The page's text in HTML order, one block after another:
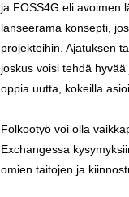
ja FOSS4G eli avoimen
lanseerama konsepti,
projekteihin. Ajatuksen
joskus voisi tehdä
oppia uutta, kokeilla
Folkootyö voi olla
Exchangessa
omien taitojen ja